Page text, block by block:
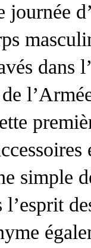
journée
dans
simple